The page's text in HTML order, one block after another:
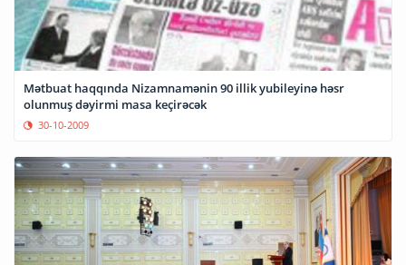
Mətbuat haqqında Nizamnamənin 90 illik yubileyinə həsr
olunmuş dəyirmi masa keçirəcək
30-10-2009